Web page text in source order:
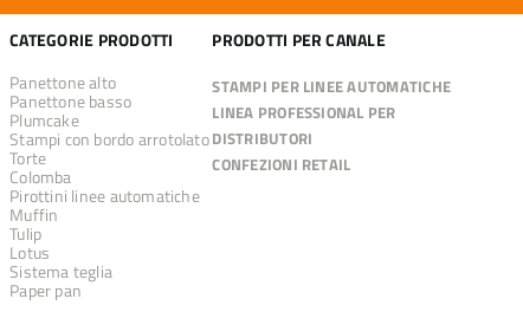
CATEGORIE PRODOTTI
Panettone alto
Panettone basso
Plumcake
Stampi con bordo arrotolato
Torte
Colomba
Pirottini linee automatiche
Muffin
Tulip
Lotus
Sistema teglia
Paper pan
PRODOTTI PER CANALE
STAMPI PER LINEE AUTOMATICHE
LINEA PROFESSIONAL PER
DISTRIBUTORI
CONFEZIONI RETAIL